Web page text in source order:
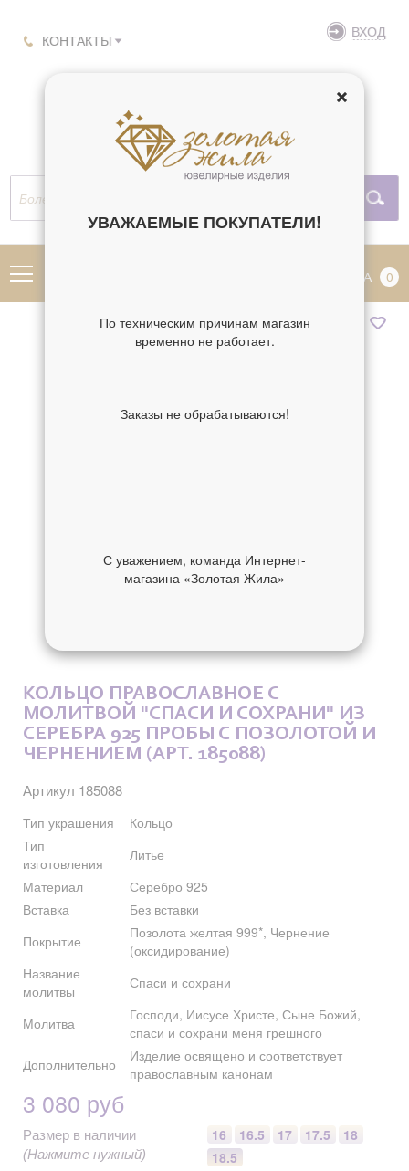
КОНТАКТЫ ВХОД
КОРЗИНА 0
КОЛЬЦО ПРАВОСЛАВНОЕ С
МОЛИТВОЙ "СПАСИ И СОХРАНИ" ИЗ
СЕРЕБРА 925 ПРОБЫ С ПОЗОЛОТОЙ И
ЧЕРНЕНИЕМ (АРТ. 185088)
Артикул 185088
Тип украшения
Кольцо
Тип
изготовления
Литье
Материал
Серебро 925
Вставка
Без вставки
Покрытие
Позолота желтая 999*, Чернение
(оксидирование)
Название
молитвы
Спаси и сохрани
Молитва
Господи, Иисусе Христе, Сыне Божий,
спаси и сохрани меня грешного
Дополнительно
Изделие освящено и соответствует
православным канонам
3 080 руб
Размер в наличии
(Нажмите нужный)
16 16.5 17 17.5
18
18.5
УВАЖАЕМЫЕ ПОКУПАТЕЛИ!
По техническим причинам магазин
временно не работает.
Заказы не обрабатываются!
С уважением, команда Интернет-
магазина «Золотая Жила»